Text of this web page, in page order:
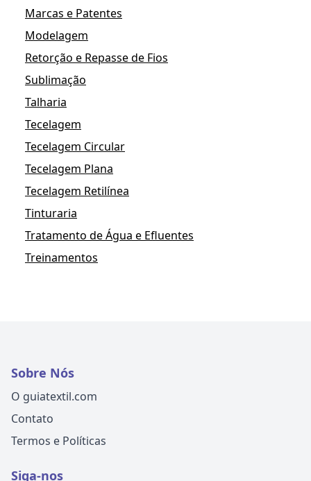
Marcas e Patentes
Modelagem
Retorção e Repasse de Fios
Sublimação
Talharia
Tecelagem
Tecelagem Circular
Tecelagem Plana
Tecelagem Retilínea
Tinturaria
Tratamento de Água e Efluentes
Treinamentos
Sobre Nós
O guiatextil.com
Contato
Termos e Políticas
Siga-nos